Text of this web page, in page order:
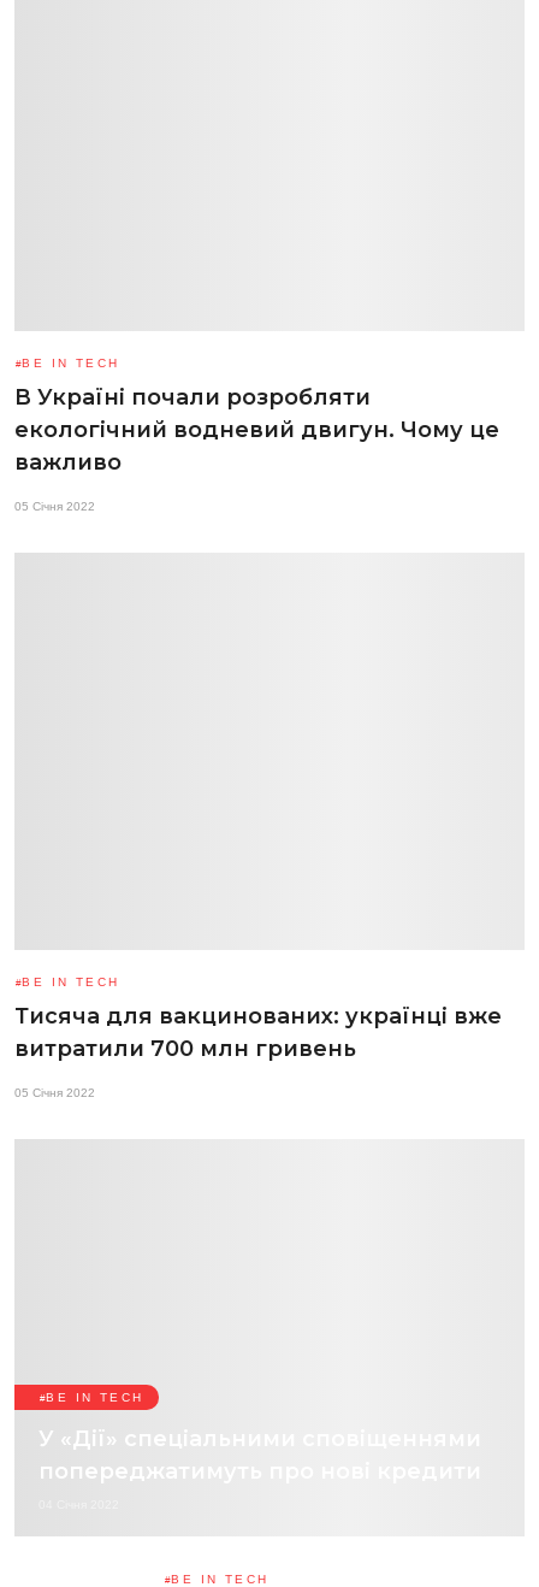
BE IN TECH
В Україні почали розробляти
екологічний водневий двигун. Чому це
важливо
05 Січня 2022
BE IN TECH
Тисяча для вакцинованих: українці вже
витратили 700 млн гривень
05 Січня 2022
BE IN TECH
У «Дії» спеціальними сповіщеннями
попереджатимуть про нові кредити
BE IN TECH